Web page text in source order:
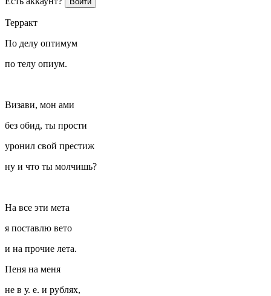
Терракт
По делу оптимум
по телу опиум.
Визави, мон ами
без обид, ты прости
уронил свой престиж
ну и что ты молчишь?
На все эти мета
я поставлю вето
и на прочие лета.
Пеня на меня
не в у. е. и рублях,